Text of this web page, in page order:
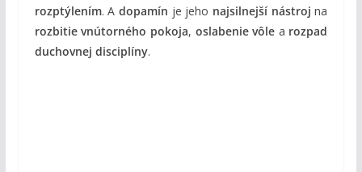
rozptýlením. Adopamín je jeho najsilnejší nástroj na
rozbitie vnútorného pokoja, oslabenie vôle a rozpad
duchovnej disciplíny.